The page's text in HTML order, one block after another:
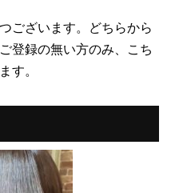
ございます。どちらから
登録の無い方のみ、こち
す。